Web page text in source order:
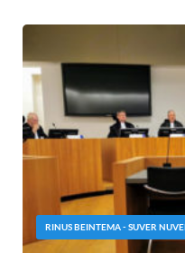
RINUS BEINTEMA - SUVER